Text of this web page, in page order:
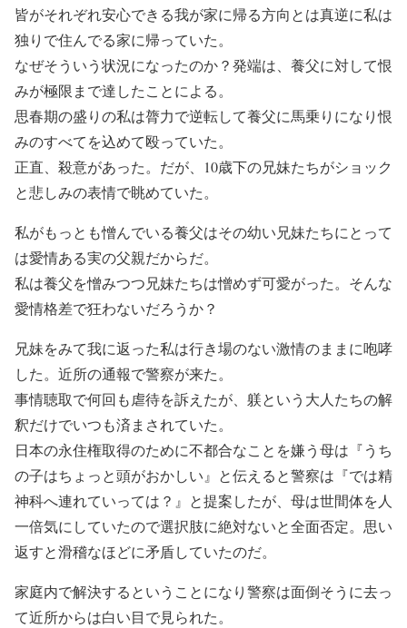
皆がそれぞれ安心できる我が家に帰る方向とは真逆に私は
独りで住んでる家に帰っていた。
なぜそういう状況になったのか？発端は、養父に対して恨
みが極限まで達したことによる。
思春期の盛りの私は膂力で逆転して養父に馬乗りになり恨
みのすべてを込めて殴っていた。
正直、殺意があった。だが、10歳下の兄妹たちがショック
と悲しみの表情で眺めていた。
私がもっとも憎んでいる養父はその幼い兄妹たちにとって
は愛情ある実の父親だからだ。
私は養父を憎みつつ兄妹たちは憎めず可愛がった。そんな
愛情格差で狂わないだろうか？
兄妹をみて我に返った私は行き場のない激情のままに咆哮
した。近所の通報で警察が来た。
事情聴取で何回も虐待を訴えたが、躾という大人たちの解
釈だけでいつも済まされていた。
日本の永住権取得のために不都合なことを嫌う母は『うち
の子はちょっと頭がおかしい』と伝えると警察は『では精
神科へ連れていっては？』と提案したが、母は世間体を人
一倍気にしていたので選択肢に絶対ないと全面否定。思い
返すと滑稽なほどに矛盾していたのだ。
家庭内で解決するということになり警察は面倒そうに去っ
て近所からは白い目で見られた。